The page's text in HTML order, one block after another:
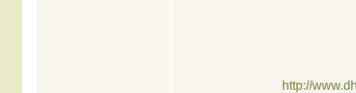
http://